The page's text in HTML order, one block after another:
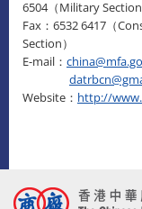
6504（Military Section
Fax：6532 6417（
Section）
E-mail：
Website： http://